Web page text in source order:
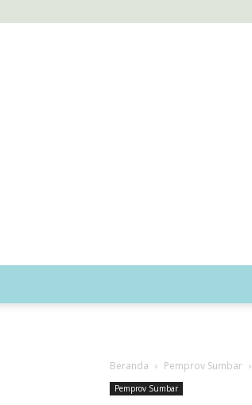
Beranda Pemprov Sumbar
Pemprov Sumbar